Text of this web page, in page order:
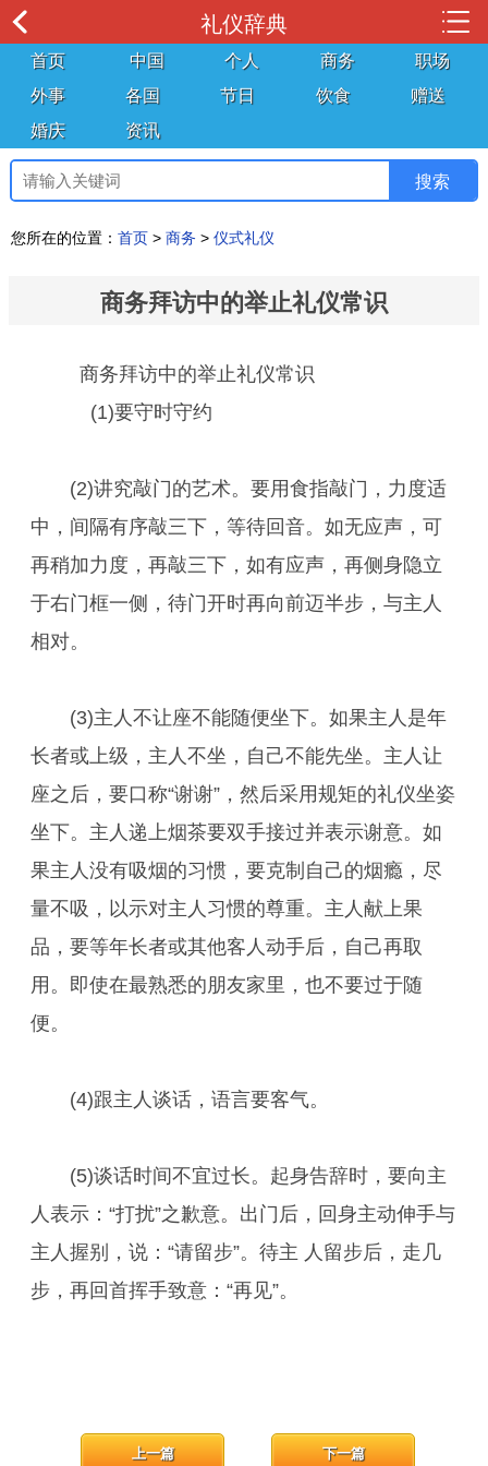
礼仪辞典
首页 中国 个人 商务
职场
外事
各国 节日 饮食
赠送
婚庆
资讯
您所在的位置： 首页 > 商务 > 仪式礼仪
商务拜访中的举止礼仪常识
商务拜访中的举止礼仪常识
(1)要守时守约
(2)讲究敲门的艺术。要用食指敲门，力度适
中，间隔有序敲三下，等待回音。如无应声，可
再稍加力度，再敲三下，如有应声，再侧身隐立
于右门框一侧，待门开时再向前迈半步，与主人
相对。
(3)主人不让座不能随便坐下。如果主人是年
长者或上级，主人不坐，自己不能先坐。主人让
座之后，要口称“谢谢”，然后采用规矩的礼仪坐姿
坐下。主人递上烟茶要双手接过并表示谢意。如
果主人没有吸烟的习惯，要克制自己的烟瘾，尽
量不吸，以示对主人习惯的尊重。主人献上果
品，要等年长者或其他客人动手后，自己再取
用。即使在最熟悉的朋友家里，也不要过于随
便。
(4)跟主人谈话，语言要客气。
(5)谈话时间不宜过长。起身告辞时，要向主
人表示：“打扰”之歉意。出门后，回身主动伸手与
主人握别，说：“请留步”。待主 人留步后，走几
步，再回首挥手致意：“再见”。
下一篇
上一篇